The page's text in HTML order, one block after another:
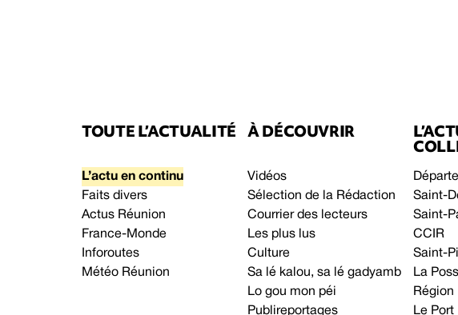
TOUTE L’ACTUALITÉ
L’actu en continu
Faits divers
Actus Réunion
France-Monde
Inforoutes
Météo Réunion
À DÉCOUVRIR
Vidéos
Sélection de la Rédaction
Courrier des lecteurs
Les plus lus
Culture
Sa lé kalou, sa lé gadyamb
Lo gou mon péi
Publireportages
Saint-
Saint-
CCIR
Saint-
La
Région
Le Port